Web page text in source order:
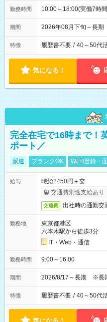
勤務時間 10:00～18:00(実働7時
期間 2026年08月下旬～長
特徴 履歴書不要 / 40～50代
気になる！
完全在宅で16時まで！
ポート／
派遣 ブランクOK WEB登録・
給与
時給2450円＋交
交通費別途支給あり
交通費 出社時の通勤交
勤務地
東京都港区
六本木駅から徒歩3分
IT・Web・通信
勤務時間 9:00～16:00
期間 2026/8/17～長期 ※長
特徴 履歴書不要 / 40～50代